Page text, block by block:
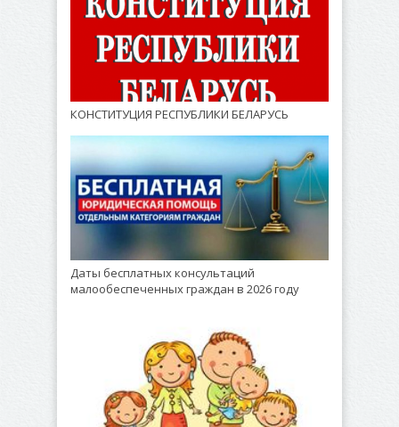
КОНСТИТУЦИЯ РЕСПУБЛИКИ БЕЛАРУСЬ
Даты бесплатных консультаций
малообеспеченных граждан в 2026 году